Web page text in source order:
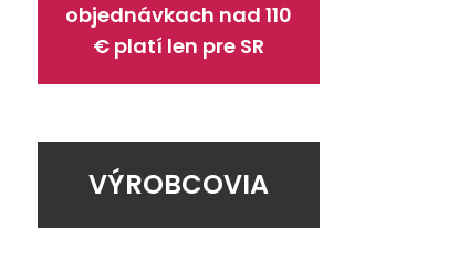
objednávkach nad 110
€ platí len pre SR
VÝROBCOVIA